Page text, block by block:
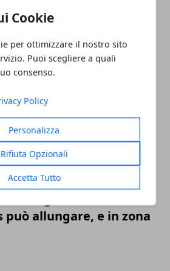
Cookie
per ottimizzare il nostro sito
Puoi scegliere a quali
consenso.
Policy
Personalizza
Rifiuta Opzionali
Accetta Tutto
può allungare, e in zona